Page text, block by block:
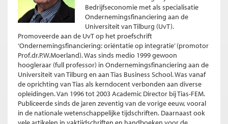
Bedrijfseconomie met als specialisatie
Ondernemingsfinanciering aan de
Universiteit van Tilburg (UvT).
Promoveerde aan de UvT op het proefschrift
‘Ondernemingsfinanciering: oriëntatie op integratie’ (promotor
Prof.dr.P.W.Moerland). Was sinds medio 1999 gewoon
hoogleraar (full professor) in Ondernemingsfinanciering aan de
Universiteit van Tilburg en aan Tias Business School. Was vanaf
de oprichting van Tias als kerndocent verbonden aan diverse
opleidingen. Van 1996 tot 2003 Academic Director bij Tias-FEM.
Publiceerde sinds de jaren zeventig van de vorige eeuw, vooral
in de nationale wetenschappelijke tijdschriften. Daarnaast ook